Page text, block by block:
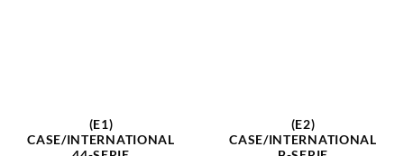
(E1)
CASE/INTERNATIONAL
(E2)
CASE/INTERNATIONAL